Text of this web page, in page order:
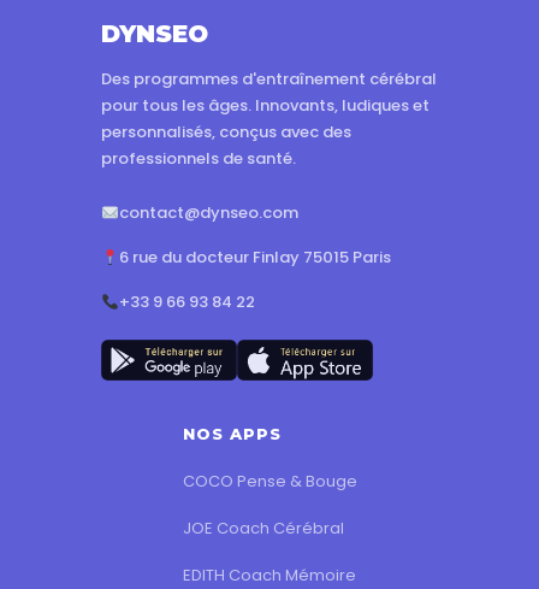
DYNSEO
Des programmes d'entraînement cérébral
pour tous les âges. Innovants, ludiques et
personnalisés, conçus avec des
professionnels de santé.
contact@dynseo.com
6 rue du docteur Finlay 75015 Paris
+33 9 66 93 84 22
NOS APPS
COCO Pense & Bouge
JOE Coach Cérébral
EDITH Coach Mémoire